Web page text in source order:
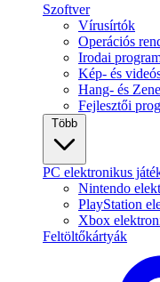
Szoftver
Vírusírtók
Operációs
Irodai
Kép- és
Hang- és
Fejlesztői
PC elektronikus
Nintendo
PlayStation
Xbox
Feltöltőkártyák